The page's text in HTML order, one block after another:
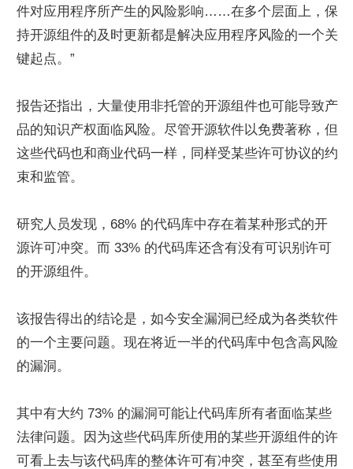
件对应用程序所产生的风险影响……在多个层面上，保
持开源组件的及时更新都是解决应用程序风险的一个关
键起点。”
报告还指出，大量使用非托管的开源组件也可能导致产
品的知识产权面临风险。尽管开源软件以免费著称，但
这些代码也和商业代码一样，同样受某些许可协议的约
束和监管。
研究人员发现，68% 的代码库中存在着某种形式的开
源许可冲突。而 33% 的代码库还含有没有可识别许可
的开源组件。
该报告得出的结论是，如今安全漏洞已经成为各类软件
的一个主要问题。现在将近一半的代码库中包含高风险
的漏洞。
其中有大约 73% 的漏洞可能让代码库所有者面临某些
法律问题。因为这些代码库所使用的某些开源组件的许
可看上去与该代码库的整体许可有冲突，甚至有些使用